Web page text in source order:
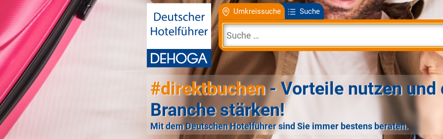
Umkreissuche Suche
#direktbuchen- Vorteile nutzen und
Branche stärken!
Mit dem Deutschen Hotelführer sind Sie immer bestens beraten.